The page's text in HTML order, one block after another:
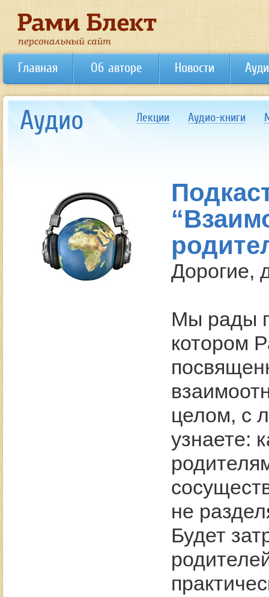
Главная Об авторе Новости
Лекции Аудио-книги
Аудио
Дорогие,
Мы рады
котором
целом, с
узнаете:
не
Будет